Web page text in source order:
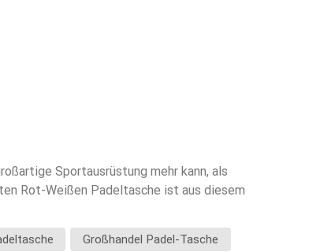
Sportausrüstung mehr kann, als
Rot-Weißen Padeltasche ist aus diesem
Spieler auf dem Platz antreibt. Im
jede Bewegung leitet. Zusammen bilden
Großhandel Padel-Tasche